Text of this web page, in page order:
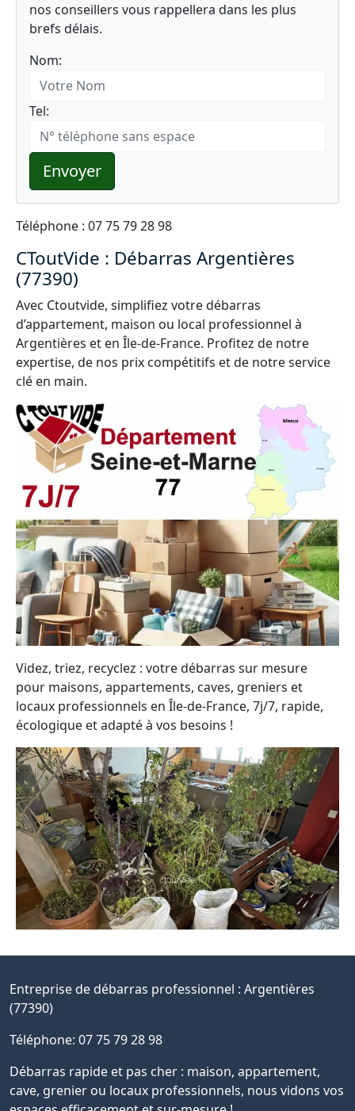
nos conseillers vous rappellera dans les plus
brefs délais.
Nom:
Tel:
Envoyer
Téléphone : 07 75 79 28 98
CToutVide : Débarras Argentières
(77390)
Avec Ctoutvide, simplifiez votre débarras
d’appartement, maison ou local professionnel à
Argentières et en Île-de-France. Profitez de notre
expertise, de nos prix compétitifs et de notre service
clé en main.
Videz, triez, recyclez : votre débarras sur mesure
pour maisons, appartements, caves, greniers et
locaux professionnels en Île-de-France, 7j/7, rapide,
écologique et adapté à vos besoins !
Entreprise de débarras professionnel : Argentières
(77390)
Téléphone: 07 75 79 28 98
Débarras rapide et pas cher : maison, appartement,
cave, grenier ou locaux professionnels, nous vidons vos